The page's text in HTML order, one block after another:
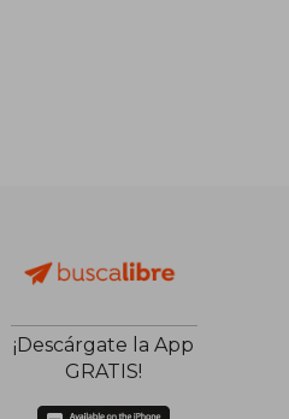
¡Descárgate la App
GRATIS!